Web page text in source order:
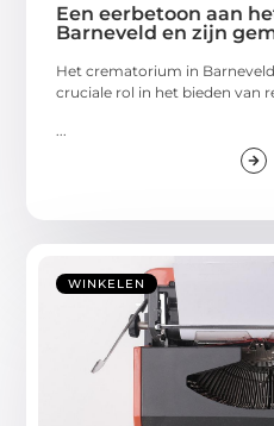
Een eerbetoon aan
Barneveld en zijn
Het crematorium in
cruciale rol in het bieden van
...
WINKELEN